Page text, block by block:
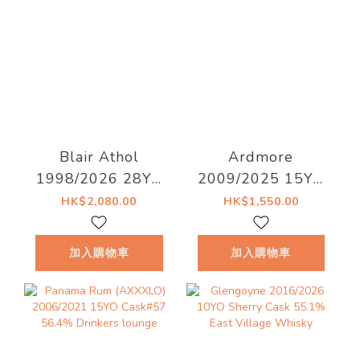
Blair Athol
1998/2026 28YO
52.8% Decadent
Drinks - Decadent
Drams
HK$2,080.00
加入購物車
Ardmore
2009/2025 15YO
#3 57% La Maison
du Whisky - Artist
#15 The Dark Side
HK$1,550.00
加入購物車